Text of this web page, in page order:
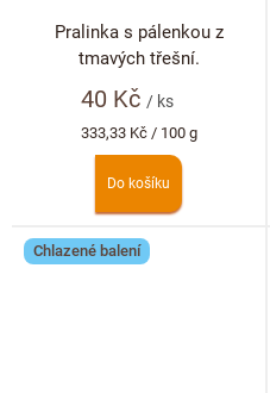
40 Kč / ks
Měrná
cena:
333,33 Kč / 100 g
Do košíku
Pralinka s pálenkou z
tmavých třešní.
Chlazené balení